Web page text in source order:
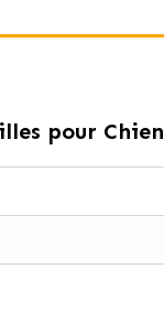
pour Chien